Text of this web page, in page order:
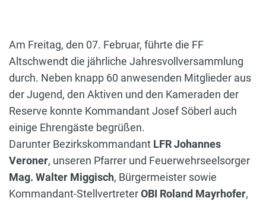
Am Freitag, den 07. Februar, führte die FF
Altschwendt die jährliche Jahresvollversammlung
durch. Neben knapp 60 anwesenden Mitglieder aus
der Jugend, den Aktiven und den Kameraden der
Reserve konnte Kommandant Josef Söberl auch
einige Ehrengäste begrüßen.
Darunter Bezirkskommandant LFR Johannes
Veroner, unseren Pfarrer und Feuerwehrseelsorger
Mag. Walter Miggisch, Bürgermeister sowie
Kommandant-StellvertreterOBI Roland Mayrhofer,